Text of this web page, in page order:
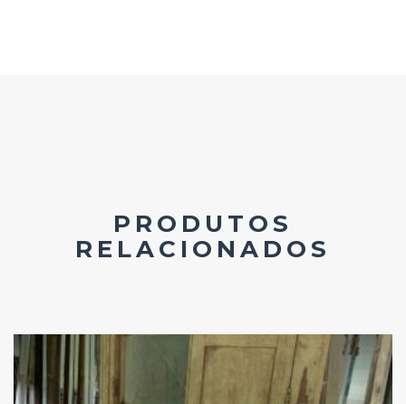
PRODUTOS
RELACIONADOS